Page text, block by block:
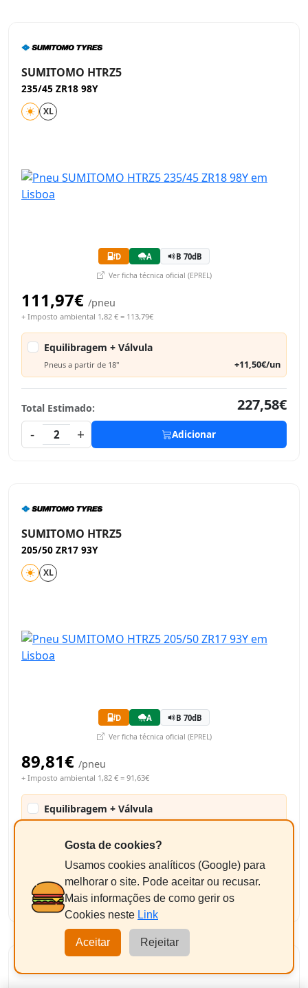
SUMITOMO HTRZ5
235/45 ZR18 98Y
XL
D A B 70dB
Ver ficha técnica oficial (EPREL)
111,97€ /pneu
+ Imposto ambiental 1,82 € = 113,79€
Equilibragem + Válvula
Pneus a partir de 18" +11,50€/un
Total Estimado:
227,58€
-
2 + Adicionar
SUMITOMO HTRZ5
205/50 ZR17 93Y
XL
D A B 70dB
Ver ficha técnica oficial (EPREL)
89,81€ /pneu
+ Imposto ambiental 1,82 € = 91,63€
Equilibragem + Válvula
Total Estimado:
183,26€
-
2 + Adicionar
Gosta de cookies?
Usamos cookies analíticos (Google) para
melhorar o site. Pode aceitar ou recusar.
Mais informações de como gerir os
Cookies neste Link
Aceitar Rejeitar